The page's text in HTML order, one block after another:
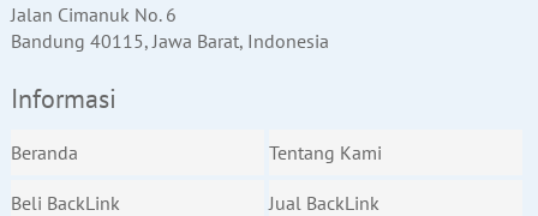
Jalan Cimanuk No. 6
Bandung 40115, Jawa Barat, Indonesia
Informasi
Beranda Tentang Kami
Beli BackLink Jual BackLink